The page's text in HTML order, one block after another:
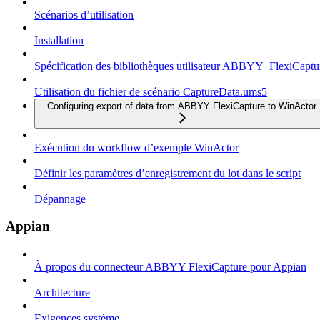
Scénarios d’utilisation
Installation
Spécification des bibliothèques utilisateur
Utilisation du fichier de scénario CaptureData.ums5
Configuring export of data from ABBYY FlexiCapture to WinActor
Exécution du workflow d’exemple WinActor
Définir les paramètres d’enregistrement du lot dans le script
Dépannage
Appian
À propos du connecteur ABBYY FlexiCapture pour Appian
Architecture